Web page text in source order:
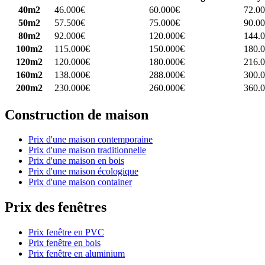
40m2
46.000€ 60.000€
50m2
57.500€ 75.000€
80m2
92.000€ 120.000€
100m2
115.000€ 150.000€
120m2
120.000€ 180.000€
160m2
138.000€ 288.000€
200m2
230.000€ 260.000€
Construction de maison
Prix d'une maison contemporaine
Prix d'une maison traditionnelle
Prix d'une maison en bois
Prix d'une maison écologique
Prix d'une maison container
Prix des fenêtres
Prix fenêtre en PVC
Prix fenêtre en bois
Prix fenêtre en aluminium